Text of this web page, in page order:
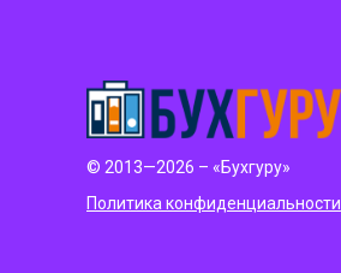
© 2013—2026 – «Бухгуру»
Политика конфиденциальности